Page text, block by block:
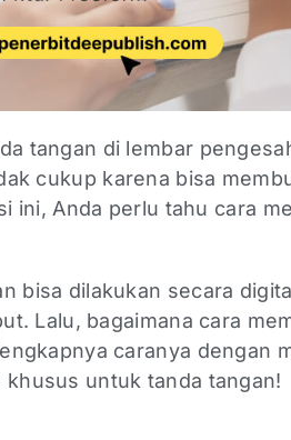
tangan di lembar
cukup karena bisa
ini, Anda perlu tahu cara
bisa dilakukan secara
Lalu, bagaimana cara
caranya dengan
untuk tanda tangan!